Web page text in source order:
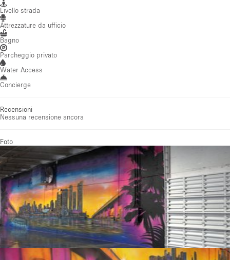
Livello strada
Attrezzature da ufficio
Bagno
Parcheggio privato
Water Access
Concierge
Recensioni
Nessuna recensione ancora
Foto